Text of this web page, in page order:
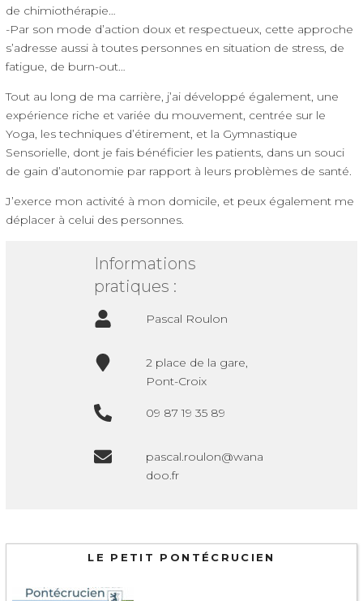
de chimiothérapie…
-Par son mode d’action doux et respectueux, cette approche
s’adresse aussi à toutes personnes en situation de stress, de
fatigue, de burn-out…
Tout au long de ma carrière, j’ai développé également, une
expérience riche et variée du mouvement, centrée sur le
Yoga, les techniques d’étirement, et la Gymnastique
Sensorielle, dont je fais bénéficier les patients, dans un souci
de gain d’autonomie par rapport à leurs problèmes de santé.
J’exerce mon activité à mon domicile, et peux également me
déplacer à celui des personnes.
Informations
pratiques :
Pascal Roulon
2 place de la gare,
Pont-Croix
09 87 19 35 89
pascal.roulon@wana
doo.fr
LE PETIT PONTÉCRUCIEN